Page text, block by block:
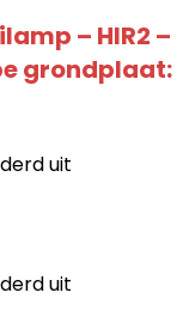
– HIR2 –
grondplaat:
uit
uit